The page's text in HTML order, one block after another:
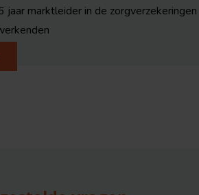
jaar marktleider in de zorgverzekeringen